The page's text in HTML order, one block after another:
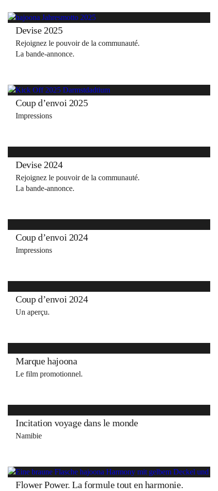
Devise 2025
Rejoignez le pouvoir de la communauté.
La bande-annonce.
Coup d’envoi 2025
Impressions
Devise 2024
Rejoignez le pouvoir de la communauté.
La bande-annonce.
Coup d’envoi 2024
Impressions
Coup d’envoi 2024
Un aperçu.
Marque hajoona
Le film promotionnel.
Incitation voyage dans le monde
Namibie
Flower Power. La formule tout en harmonie.